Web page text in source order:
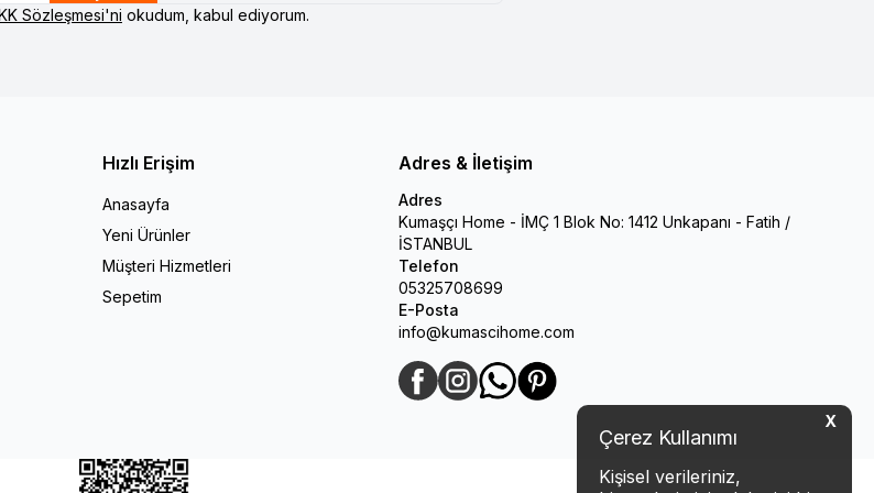
X
Çerez Kullanımı
Kişisel verileriniz,
Sözleşmesi'ni okudum, kabul ediyorum.
Hızlı Erişim
Anasayfa
Yeni Ürünler
Müşteri Hizmetleri
Sepetim
Adres & İletişim
Adres
Kumaşçı Home - İMÇ 1 Blok No: 1412 Unkapanı - Fatih /
İSTANBUL
Telefon
05325708699
E-Posta
info@kumascihome.com
FacebookInstagramWhatsAppPinterest